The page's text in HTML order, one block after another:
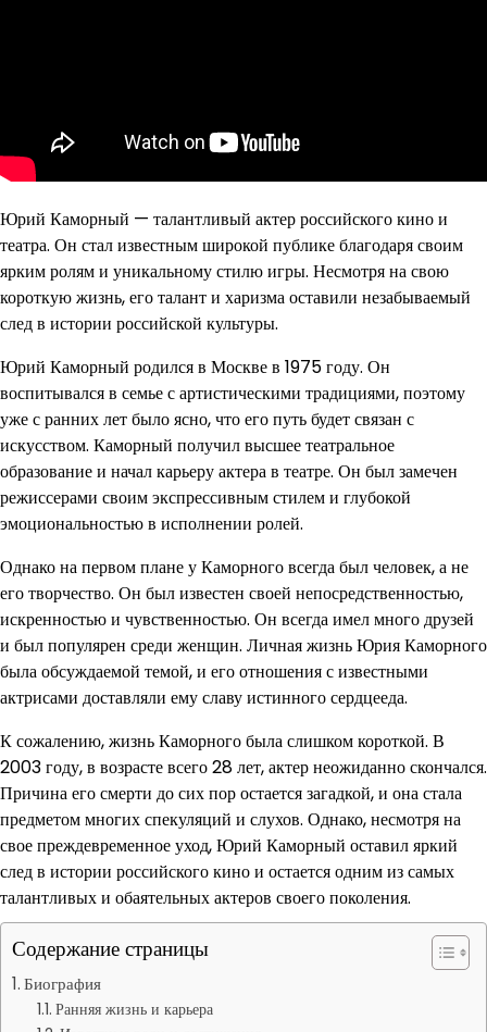
Юрий Каморный — талантливый актер российского кино и
театра. Он стал известным широкой публике благодаря своим
ярким ролям и уникальному стилю игры. Несмотря на свою
короткую жизнь, его талант и харизма оставили незабываемый
след в истории российской культуры.
Юрий Каморный родился в Москве в 1975 году. Он
воспитывался в семье с артистическими традициями, поэтому
уже с ранних лет было ясно, что его путь будет связан с
искусством. Каморный получил высшее театральное
образование и начал карьеру актера в театре. Он был замечен
режиссерами своим экспрессивным стилем и глубокой
эмоциональностью в исполнении ролей.
Однако на первом плане у Каморного всегда был человек, а не
его творчество. Он был известен своей непосредственностью,
искренностью и чувственностью. Он всегда имел много друзей
и был популярен среди женщин. Личная жизнь Юрия Каморного
была обсуждаемой темой, и его отношения с известными
актрисами доставляли ему славу истинного сердцееда.
К сожалению, жизнь Каморного была слишком короткой. В
2003 году, в возрасте всего 28 лет, актер неожиданно скончался.
Причина его смерти до сих пор остается загадкой, и она стала
предметом многих спекуляций и слухов. Однако, несмотря на
свое преждевременное уход, Юрий Каморный оставил яркий
след в истории российского кино и остается одним из самых
талантливых и обаятельных актеров своего поколения.
Содержание страницы
Биография
Ранняя жизнь и карьера